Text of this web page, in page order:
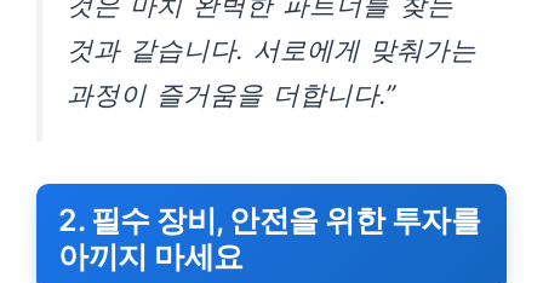
것과 같습니다. 서로에게 맞춰가는
과정이 즐거움을 더합니다.”
2. 필수 장비, 안전을 위한 투자를
아끼지 마세요